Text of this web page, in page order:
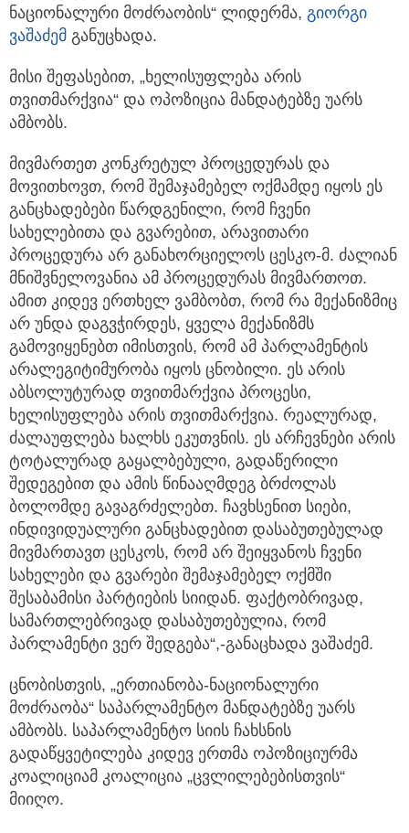
ნაციონალური მოძრაობის“ ლიდერმა, გიორგი
ვაშაძემ განუცხადა.
მისი შეფასებით, „ხელისუფლება არის
თვითმარქვია“ და ოპოზიცია მანდატებზე უარს
ამბობს.
მივმართეთ კონკრეტულ პროცედურას და
მოვითხოვთ, რომ შემაჯამებელ ოქმამდე იყოს ეს
განცხადებები წარდგენილი, რომ ჩვენი
სახელებითა და გვარებით, არავითარი
პროცედურა არ განახორციელოს ცესკო-მ. ძალიან
მნიშვნელოვანია ამ პროცედურას მივმართოთ.
ამით კიდევ ერთხელ ვამბობთ, რომ რა მექანიზმიც
არ უნდა დაგვჭირდეს, ყველა მექანიზმს
გამოვიყენებთ იმისთვის, რომ ამ პარლამენტის
არალეგიტიმურობა იყოს ცნობილი. ეს არის
აბსოლუტურად თვითმარქვია პროცესი,
ხელისუფლება არის თვითმარქვია. რეალურად,
ძალაუფლება ხალხს ეკუთვნის. ეს არჩევნები არის
ტოტალურად გაყალბებული, გადაწერილი
შედეგებით და ამის წინააღმდეგ ბრძოლას
ბოლომდე გავაგრძელებთ. ჩავხსენით სიები,
ინდივიდუალური განცხადებით დასაბუთებულად
მივმართავთ ცესკოს, რომ არ შეიყვანოს ჩვენი
სახელები და გვარები შემაჯამებელ ოქმში
შესაბამისი პარტიების სიიდან. ფაქტობრივად,
სამართლებრივად დასაბუთებულია, რომ
პარლამენტი ვერ შედგება“,-განაცხადა ვაშაძემ.
ცნობისთვის, „ერთიანობა-ნაციონალური
მოძრაობა“ საპარლამენტო მანდატებზე უარს
ამბობს. საპარლამენტო სიის ჩახსნის
გადაწყვეტილება კიდევ ერთმა ოპოზიციურმა
კოალიციამ კოალიცია „ცვლილებებისთვის“
მიიღო.